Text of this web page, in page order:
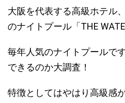
大阪を代表する高級ホテル
のナイトプール「THE
毎年人気のナイトプールで
できるのか大調査！
特徴としてはやはり高級感